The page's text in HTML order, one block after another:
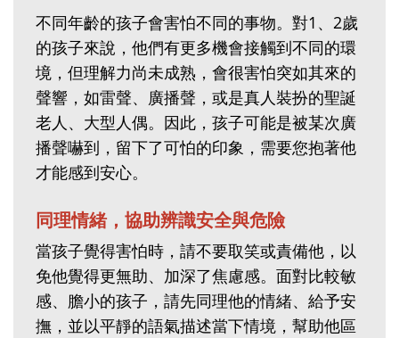
不同年齡的孩子會害怕不同的事物。對1、2歲
的孩子來說，他們有更多機會接觸到不同的環
境，但理解力尚未成熟，會很害怕突如其來的
聲響，如雷聲、廣播聲，或是真人裝扮的聖誕
老人、大型人偶。因此，孩子可能是被某次廣
播聲嚇到，留下了可怕的印象，需要您抱著他
才能感到安心。
同理情緒，協助辨識安全與危險
當孩子覺得害怕時，請不要取笑或責備他，以
免他覺得更無助、加深了焦慮感。面對比較敏
感、膽小的孩子，請先同理他的情緒、給予安
撫，並以平靜的語氣描述當下情境，幫助他區